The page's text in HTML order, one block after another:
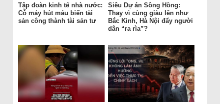
Tập đoàn kinh tế nhà nước:
Cỗ máy hút máu biến tài
sản công thành tài sản tư
Siêu Dự án Sông Hồng:
Thay vì cùng giàu lên như
Bắc Kinh, Hà Nội đẩy người
dân “ra rìa”?